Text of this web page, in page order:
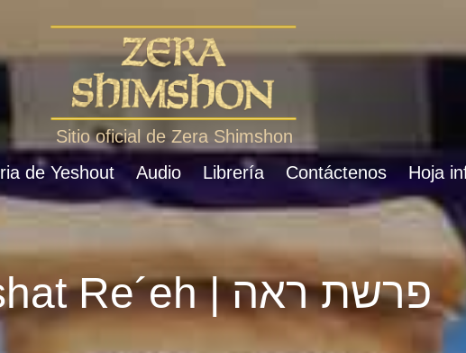
Sitio oficial de Zera Shimshon
de Yeshout Audio Librería Contáctenos Hoja
Parshat Re´eh | פרשת ראה